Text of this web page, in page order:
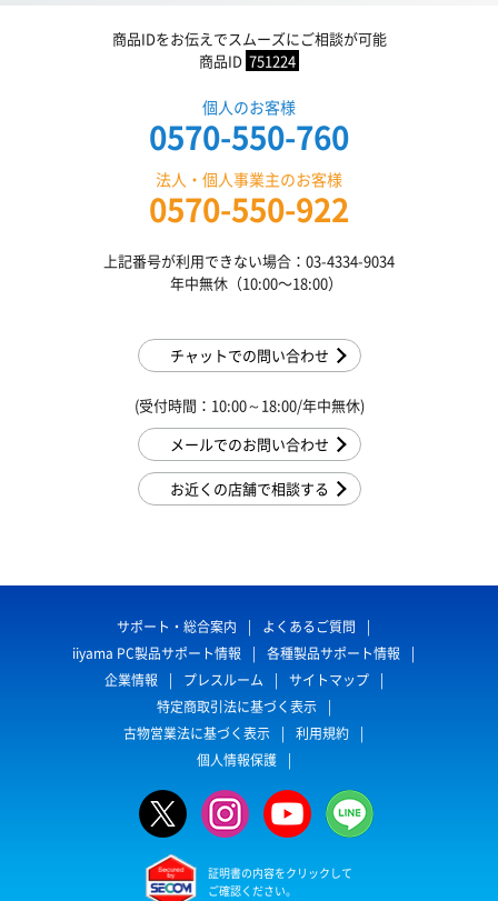
商品IDをお伝えでスムーズにご相談が可能
商品ID 751224
個人のお客様
0570-550-760
法人・個人事業主のお客様
0570-550-922
上記番号が利用できない場合：03-4334-9034
年中無休（10:00〜18:00）
チャットでの問い合わせ
(受付時間：10:00～18:00/年中無休)
メールでのお問い合わせ
お近くの店舗で相談する
サポート・総合案内
よくあるご質問
iiyama PC製品サポート情報
各種製品サポート情報
企業情報
プレスルーム
サイトマップ
特定商取引法に基づく表示
古物営業法に基づく表示
利用規約
個人情報保護
証明書の内容をクリックして
ご確認ください。